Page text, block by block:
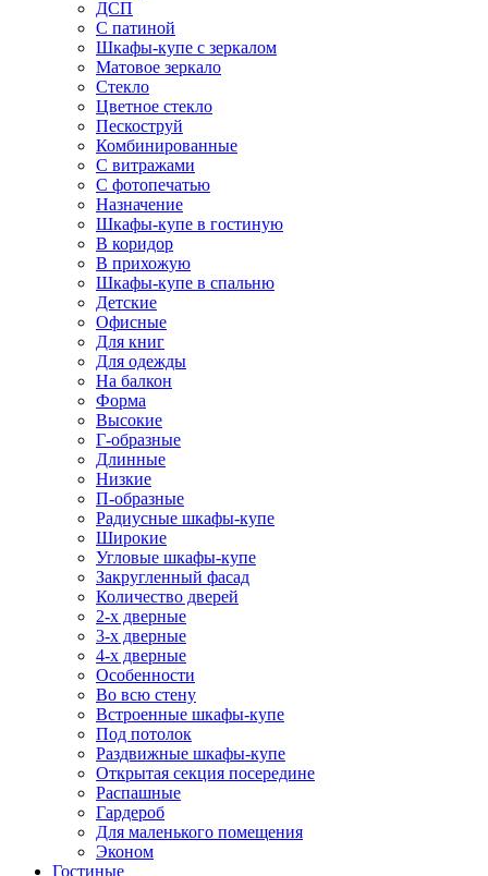
ДСП
С патиной
Шкафы-купе с зеркалом
Матовое зеркало
Стекло
Цветное стекло
Пескоструй
Комбинированные
С витражами
С фотопечатью
Назначение
Шкафы-купе в гостиную
В коридор
В прихожую
Шкафы-купе в спальню
Детские
Офисные
Для книг
Для одежды
На балкон
Форма
Высокие
Г-образные
Длинные
Низкие
П-образные
Радиусные шкафы-купе
Широкие
Угловые шкафы-купе
Закругленный фасад
Количество дверей
2-х дверные
3-х дверные
4-х дверные
Особенности
Во всю стену
Встроенные шкафы-купе
Под потолок
Раздвижные шкафы-купе
Открытая секция посередине
Распашные
Гардероб
Для маленького помещения
Эконом
Гостиные